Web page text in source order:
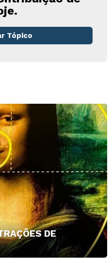
Tópico
DE